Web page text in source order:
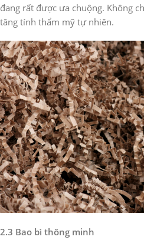
đang rất được ưa chuộng. Không
tăng tính thẩm mỹ tự nhiên.
2.3 Bao bì thông minh